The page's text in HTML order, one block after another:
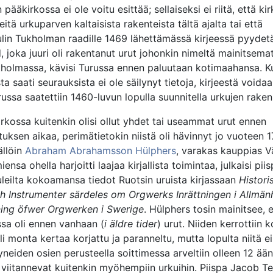
pääkirkossa ei ole voitu esittää; sellaiseksi ei riitä, että
urkuparven kaltaisista rakenteista tältä ajalta tai että
Tukholman raadille 1469 lähettämässä kirjeessä
joka juuri oli rakentanut urut johonkin nimeltä
kävisi Turussa ennen paluutaan kotimaahansa.
saati seurauksista ei ole säilynyt tietoja, kirjeestä
saatettiin 1460-luvun lopulla suunnitella urkujen
kuitenkin olisi ollut yhdet tai useammat urut ennen
aikaa, perimätietokin niistä oli hävinnyt jo vuoteen
Abraham Abrahamsson Hülphers, varakas kauppias
ohella harjoitti laajaa kirjallista toimintaa, julkaisi
kokoamansa tiedot Ruotsin uruista kirjassaan
Instrumenter särdeles om Orgwerks Inrättningen i
öfwer Orgwerken i Swerige. Hülphers tosin mainitsee,
oli ennen vanhaan (i äldre tider) urut. Niiden kerrottiin
monta kertaa korjattu ja paranneltu, mutta lopulta niitä
osien perusteella soittimessa arveltiin olleen 12
kuitenkin myöhempiin urkuihin. Piispa Jacob